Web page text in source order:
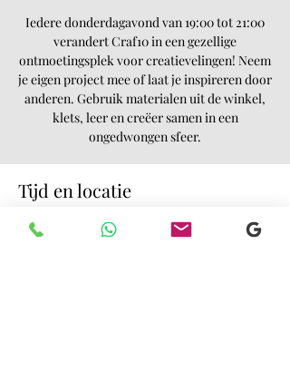
Iedere donderdagavond van 19:00 tot 21:00
verandert Craf10 in een gezellige
ontmoetingsplek voor creatievelingen! Neem
je eigen project mee of laat je inspireren door
anderen. Gebruik materialen uit de winkel,
klets, leer en creëer samen in een
ongedwongen sfeer.
Tijd en locatie
05 jun 2025, 19:00 – 21:00
Craf10, Buitenbulkweg 10, 4005 LA Tiel,